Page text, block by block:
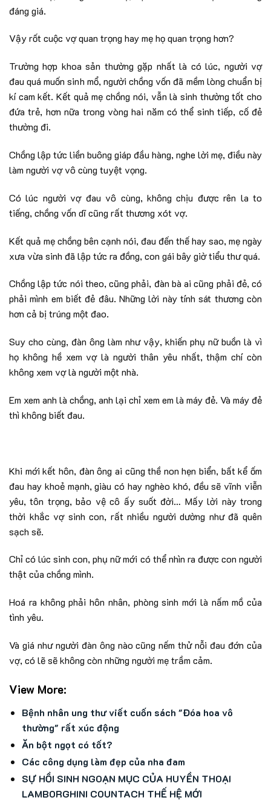
đáng giá.
Vậy rốt cuộc vợ quan trọng hay mẹ họ quan trọng hơn?
Trường hợp khoa sản thường gặp nhất là có lúc, người vợ
đau quá muốn sinh mổ, người chồng vốn đã mềm lòng chuẩn bị
kí cam kết. Kết quả mẹ chồng nói, vẫn là sinh thường tốt cho
đứa trẻ, hơn nữa trong vòng hai năm có thể sinh tiếp, cố đẻ
thường đi.
Chồng lập tức liền buông giáp đầu hàng, nghe lời mẹ, điều này
làm người vợ vô cùng tuyệt vọng.
Có lúc người vợ đau vô cùng, không chịu được rên la to
tiếng, chồng vốn dĩ cũng rất thương xót vợ.
Kết quả mẹ chồng bên cạnh nói, đau đến thế hay sao, mẹ ngày
xưa vừa sinh đã lập tức ra đồng, con gái bây giờ tiểu thư quá.
Chồng lập tức nói theo, cũng phải, đàn bà ai cũng phải đẻ, có
phải mình em biết đẻ đâu. Những lời này tính sát thương còn
hơn cả bị trúng một đao.
Suy cho cùng, đàn ông làm như vậy, khiến phụ nữ buồn là vì
họ không hề xem vợ là người thân yêu nhất, thậm chí còn
không xem vợ là người một nhà.
Em xem anh là chồng, anh lại chỉ xem em là máy đẻ. Và máy đẻ
thì không biết đau.
Khi mới kết hôn, đàn ông ai cũng thề non hẹn biển, bất kể ốm
đau hay khoẻ mạnh, giàu có hay nghèo khó, đều sẽ vĩnh viễn
yêu, tôn trọng, bảo vệ cô ấy suốt đời… Mấy lời này trong
thời khắc vợ sinh con, rất nhiều người dường như đã quên
sạch sẽ.
Chỉ có lúc sinh con, phụ nữ mới có thể nhìn ra được con người
thật của chồng mình.
Hoá ra không phải hôn nhân, phòng sinh mới là nấm mồ của
tình yêu.
Và giá như người đàn ông nào cũng nếm thử nỗi đau đớn của
vợ, có lẽ sẽ không còn những người mẹ trầm cảm.
View More:
Bệnh nhân ung thư viết cuốn sách "Đóa hoa vô
thường" rất xúc động
Ăn bột ngọt có tốt?
Các công dụng làm đẹp của nha đam
SỰ HỒI SINH NGOẠN MỤC CỦA HUYỀN THOẠI
LAMBORGHINI COUNTACH THẾ HỆ MỚI